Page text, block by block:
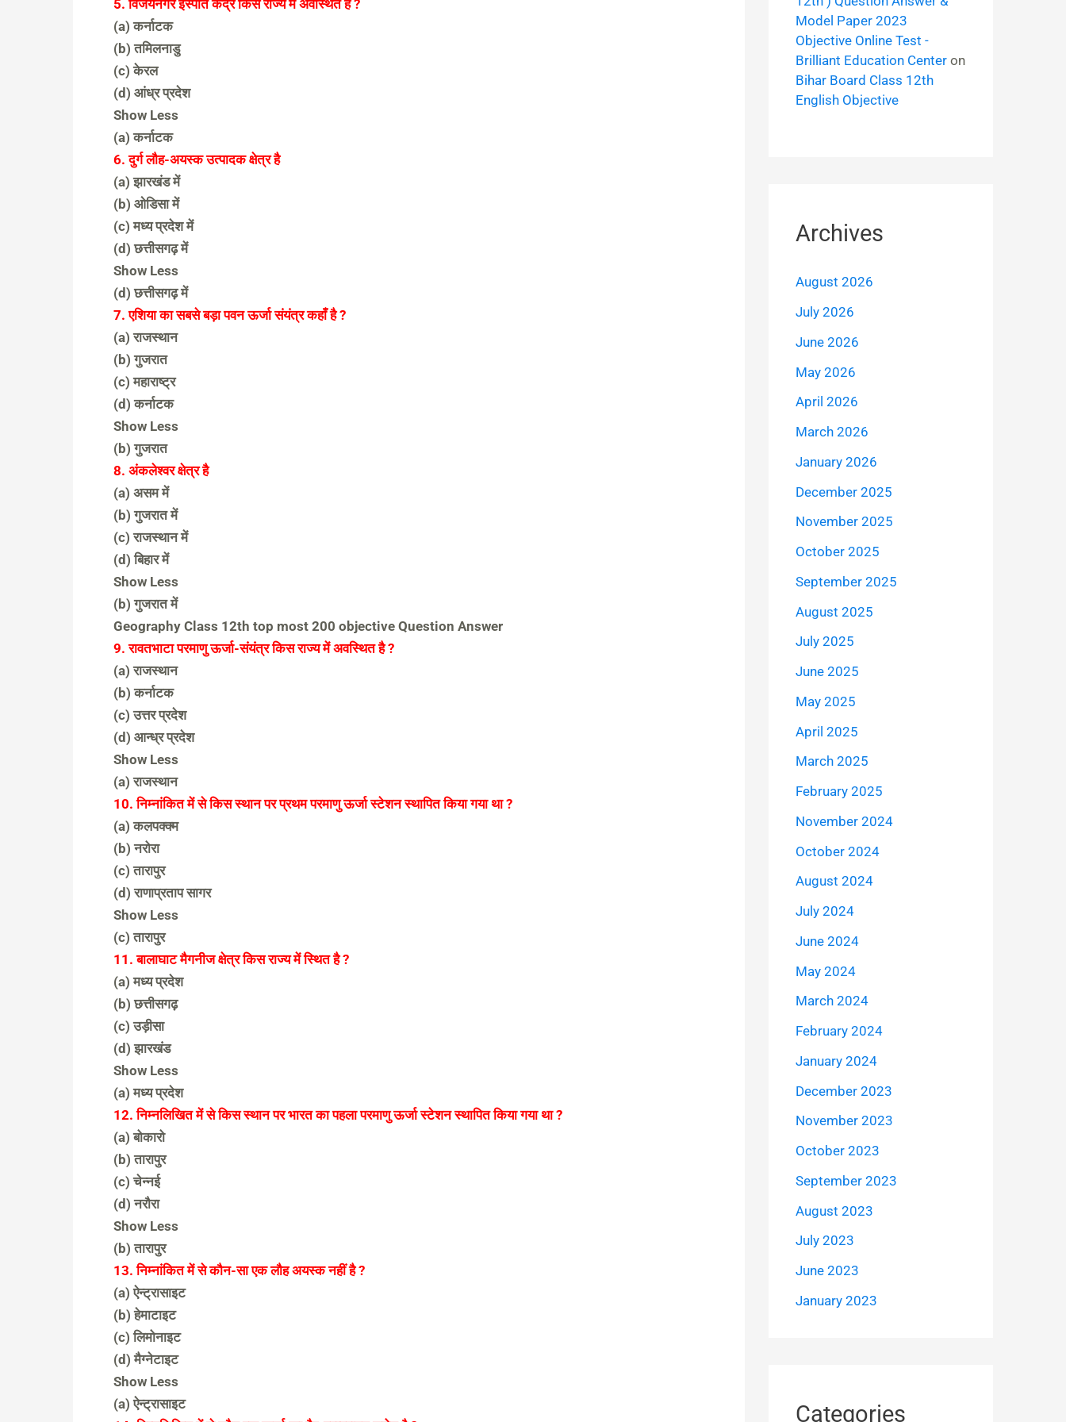
5. विजयनगर इस्पात केंद्र किस राज्य में अवस्थित है ?
(a) कर्नाटक
(b) तमिलनाडु
(c) केरल
(d) आंध्र प्रदेश
Show Less
(a) कर्नाटक
6. दुर्ग लौह-अयस्क उत्पादक क्षेत्र है
(a) झारखंड में
(b) ओडिसा में
(c) मध्य प्रदेश में
(d) छत्तीसगढ़ में
Show Less
(d) छत्तीसगढ़ में
7. एशिया का सबसे बड़ा पवन ऊर्जा संयंत्र कहाँ है ?
(a) राजस्थान
(b) गुजरात
(c) महाराष्ट्र
(d) कर्नाटक
Show Less
(b) गुजरात
8. अंकलेश्वर क्षेत्र है
(a) असम में
(b) गुजरात में
(c) राजस्थान में
(d) बिहार में
Show Less
(b) गुजरात में
Geography Class 12th top most 200 objective Question Answer
9. रावतभाटा परमाणु ऊर्जा-संयंत्र किस राज्य में अवस्थित है ?
(a) राजस्थान
(b) कर्नाटक
(c) उत्तर प्रदेश
(d) आन्ध्र प्रदेश
Show Less
(a) राजस्थान
10. निम्नांकित में से किस स्थान पर प्रथम परमाणु ऊर्जा स्टेशन स्थापित किया गया था ?
(a) कलपक्क्म
(b) नरोरा
(c) तारापुर
(d) राणाप्रताप सागर
Show Less
(c) तारापुर
11. बालाघाट मैगनीज क्षेत्र किस राज्य में स्थित है ?
(a) मध्य प्रदेश
(b) छत्तीसगढ़
(c) उड़ीसा
(d) झारखंड
Show Less
(a) मध्य प्रदेश
12. निम्नलिखित में से किस स्थान पर भारत का पहला परमाणु ऊर्जा स्टेशन स्थापित किया गया था ?
(a) बोकारो
(b) तारापुर
(c) चेन्नई
(d) नरौरा
Show Less
(b) तारापुर
13. निम्नांकित में से कौन-सा एक लौह अयस्क नहीं है ?
(a) ऐन्ट्रासाइट
(b) हेमाटाइट
(c) लिमोनाइट
(d) मैग्नेटाइट
Show Less
(a) ऐन्ट्रासाइट
Model Paper 2023
Objective Online Test -
Brilliant Education Centeron
Bihar Board Class 12th
English Objective
Archives
August 2026
July 2026
June 2026
May 2026
April 2026
March 2026
January 2026
December 2025
November 2025
October 2025
September 2025
August 2025
July 2025
June 2025
May 2025
April 2025
March 2025
February 2025
November 2024
October 2024
August 2024
July 2024
June 2024
May 2024
March 2024
February 2024
January 2024
December 2023
November 2023
October 2023
September 2023
August 2023
July 2023
June 2023
January 2023
Categories